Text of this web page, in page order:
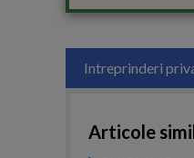
Intreprinderi
Articole